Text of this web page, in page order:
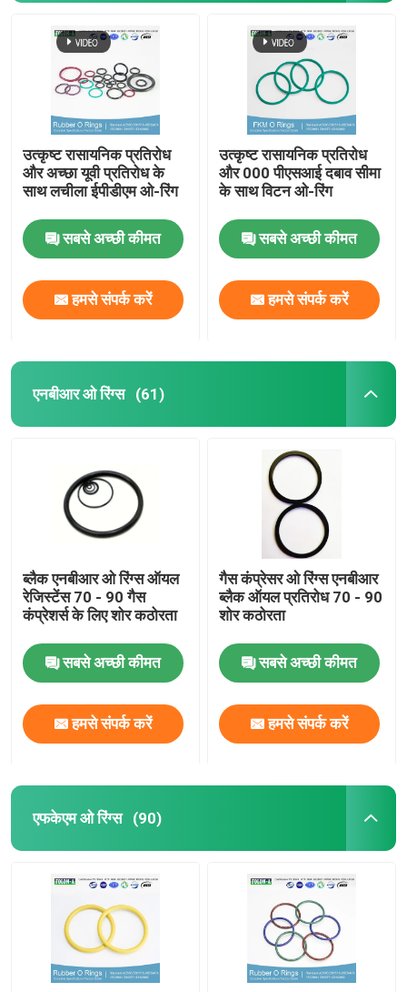
उत्कृष्ट रासायनिक प्रतिरोध
और अच्छा यूवी प्रतिरोध के
साथ लचीला ईपीडीएम ओ-रिंग
सबसे अच्छी कीमत
हमसे संपर्क करें
उत्कृष्ट रासायनिक प्रतिरोध
और 000 पीएसआई दबाव सीमा
के साथ विटन ओ-रिंग
सबसे अच्छी कीमत
हमसे संपर्क करें
एनबीआर ओ रिंग्स (61)
ब्लैक एनबीआर ओ रिंग्स ऑयल
रेजिस्टेंस 70 - 90 गैस
कंप्रेशर्स के लिए शोर कठोरता
सबसे अच्छी कीमत
हमसे संपर्क करें
गैस कंप्रेसर ओ रिंग्स एनबीआर
ब्लैक ऑयल प्रतिरोध 70 - 90
शोर कठोरता
सबसे अच्छी कीमत
हमसे संपर्क करें
एफकेएम ओ रिंग्स (90)